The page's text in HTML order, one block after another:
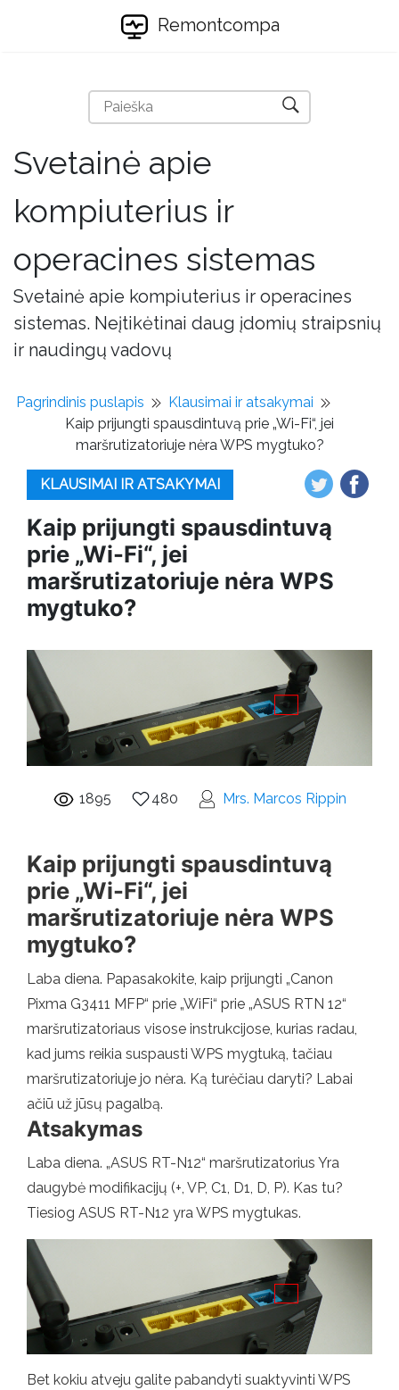
Remontcompa
Svetainė apie
kompiuterius ir
operacines sistemas
Svetainė apie kompiuterius ir operacines
sistemas. Neįtikėtinai daug įdomių straipsnių
ir naudingų vadovų
Pagrindinis puslapis
Klausimai ir atsakymai
Kaip prijungti spausdintuvą prie „Wi-Fi“, jei
maršrutizatoriuje nėra WPS mygtuko?
KLAUSIMAI IR ATSAKYMAI
Kaip prijungti spausdintuvą
prie „Wi-Fi“, jei
maršrutizatoriuje nėra WPS
mygtuko?
1895 480 Mrs. Marcos Rippin
Kaip prijungti spausdintuvą
prie „Wi-Fi“, jei
maršrutizatoriuje nėra WPS
mygtuko?
Laba diena. Papasakokite, kaip prijungti „Canon
Pixma G3411 MFP“ prie „WiFi“ prie „ASUS RTN 12“
maršrutizatoriaus visose instrukcijose, kurias radau,
kad jums reikia suspausti WPS mygtuką, tačiau
maršrutizatoriuje jo nėra. Ką turėčiau daryti? Labai
ačiū už jūsų pagalbą.
Atsakymas
Laba diena. „ASUS RT-N12“ maršrutizatorius Yra
daugybė modifikacijų (+, VP, C1, D1, D, P). Kas tu?
Tiesiog ASUS RT-N12 yra WPS mygtukas.
Bet kokiu atveju galite pabandyti suaktyvinti WPS